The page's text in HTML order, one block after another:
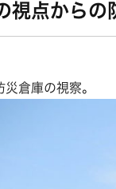
視点からの
災倉庫の視察。